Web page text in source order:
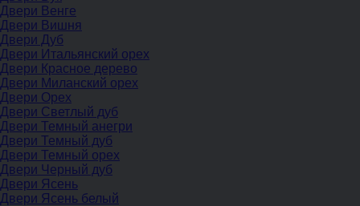
Двери Венге
Двери Вишня
Двери Дуб
Двери Итальянский орех
Двери Красное дерево
Двери Миланский орех
Двери Орех
Двери Светлый дуб
Двери Темный анегри
Двери Темный дуб
Двери Темный орех
Двери Черный дуб
Двери Ясень
Двери Ясень белый